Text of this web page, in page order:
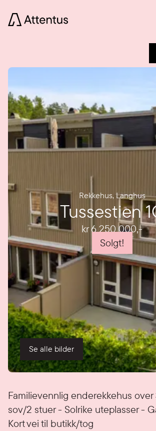
Rekkehus,Langhus
Tussestien
kr 6 250 000,-
Solgt!
Se alle bilder
Familievennlig enderekkehus
sov/2 stuer - Solrike uteplasser -
Kort vei til butikk/tog
Detaljer